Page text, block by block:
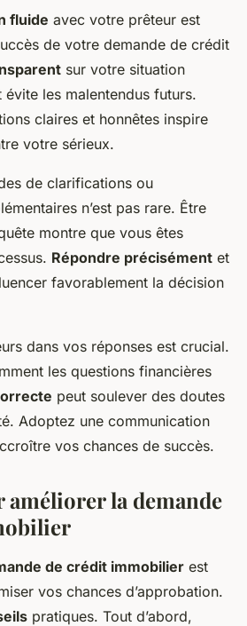
fluide avec votre prêteur est
de votre demande de crédit
sur votre situation
les malentendus futurs.
claires et honnêtes inspire
votre sérieux.
de clarifications ou
n’est pas rare. Être
montre que vous êtes
Répondre précisément et
favorablement la décision
dans vos réponses est crucial.
les questions financières
peut soulever des doutes
Adoptez une communication
vos chances de succès.
améliorer la demande
de crédit immobilier est
vos chances d’approbation.
pratiques. Tout d’abord,